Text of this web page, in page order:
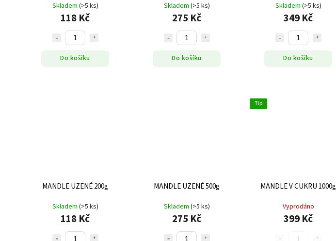
Skladem (>5 ks)
118 Kč
Do košíku
Skladem (>5 ks)
275 Kč
Do košíku
Skladem (>5 ks)
349 Kč
Do košíku
MANDLE UZENÉ 200g
Skladem (>5 ks)
118 Kč
MANDLE UZENÉ 500g
Skladem (>5 ks)
275 Kč
Tip
MANDLE V CUKRU 1000g
Vyprodáno
399 Kč